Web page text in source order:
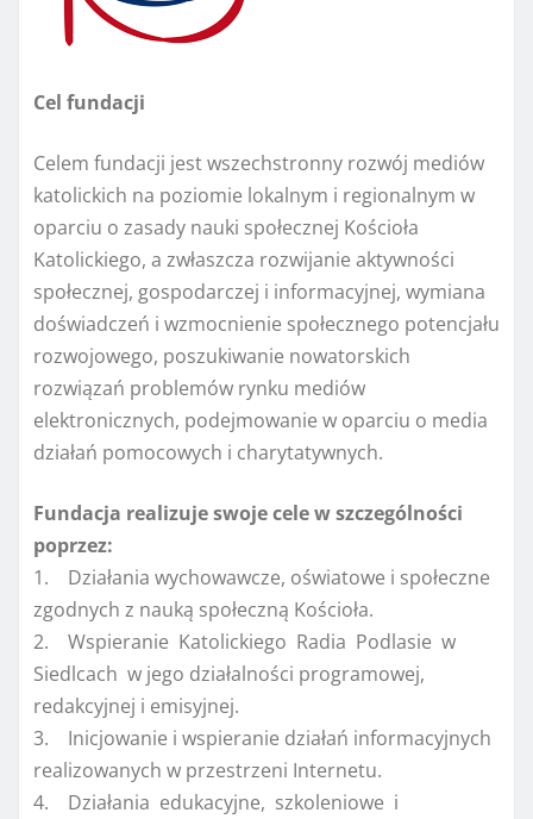
Cel fundacji
Celem fundacji jest wszechstronny rozwój mediów
katolickich na poziomie lokalnym i regionalnym w
oparciu o zasady nauki społecznej Kościoła
Katolickiego, a zwłaszcza rozwijanie aktywności
społecznej, gospodarczej i informacyjnej, wymiana
doświadczeń i wzmocnienie społecznego potencjału
rozwojowego, poszukiwanie nowatorskich
rozwiązań problemów rynku mediów
elektronicznych, podejmowanie w oparciu o media
działań pomocowych i charytatywnych.
Fundacja realizuje swoje cele w szczególności
poprzez:
1. Działania wychowawcze, oświatowe i społeczne
zgodnych z nauką społeczną Kościoła.
2. Wspieranie Katolickiego Radia Podlasie w
Siedlcach w jego działalności programowej,
redakcyjnej i emisyjnej.
3. Inicjowanie i wspieranie działań informacyjnych
realizowanych w przestrzeni Internetu.
4. Działania edukacyjne, szkoleniowe i